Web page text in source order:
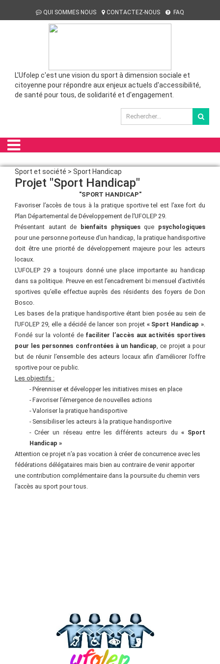
QUI SOMMES NOUS CONTACTEZ-NOUS FAQ
L'Ufolep c'est une vision du sport à dimension sociale et
citoyenne pour répondre aux enjeux actuels d'accessibilité,
de santé pour tous, de solidarité et d'engagement.
Sport et société > Sport Handicap
Projet "Sport Handicap"
"SPORT HANDICAP"
Favoriser l’accès de tous à la pratique sportive tel est l’axe fort du
Plan Départemental de Développement de l’UFOLEP 29.
Présentant autant de
bienfaits physiquesque psychologiques
pour une personne porteuse d’un handicap, la pratique handisportive
doit être une priorité de développement majeure pour les acteurs
locaux.
L’UFOLEP 29 a toujours donné une place importante au handicap
dans sa politique. Preuve en est l’encadrement bi mensuel d’activités
sportives qu’elle effectue auprès des résidents des foyers de Don
Bosco.
Les bases de la pratique handisportive étant bien posée au sein de
l’UFOLEP 29, elle a décidé de lancer son projet « Sport Handicap ».
Fondé sur la volonté de faciliter l’accès aux activités sportives
pour les personnes confrontées à un handicap, ce projet a pour
but de réunir l’ensemble des acteurs locaux afin d’améliorer l’offre
sportive pour ce public.
Les objectifs :
- Pérenniser et développer les initiatives mises en place
- Favoriser l’émergence de nouvelles actions
- Valoriser la pratique handisportive
- Sensibiliser les acteurs à la pratique handisportive
- Créer un réseau entre les différents acteurs du « Sport
Handicap »
Attention ce projet n’a pas vocation à créer de concurrence avec les
fédérations délégataires mais bien au contraire de venir apporter
une contribution complémentaire dans la poursuite du chemin vers
l’accès au sport pour tous.